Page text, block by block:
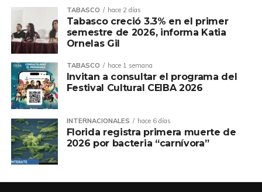
TABASCO hace 2 días
Tabasco creció 3.3% en el primer
semestre de 2026, informa Katia
Ornelas Gil
TABASCO hace 1 semana
Invitan a consultar el programa del
Festival Cultural CEIBA 2026
INTERNACIONALES hace 6 días
Florida registra primera muerte de
2026 por bacteria “carnívora”